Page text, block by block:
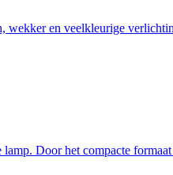
wekker en veelkleurige
Door het compacte